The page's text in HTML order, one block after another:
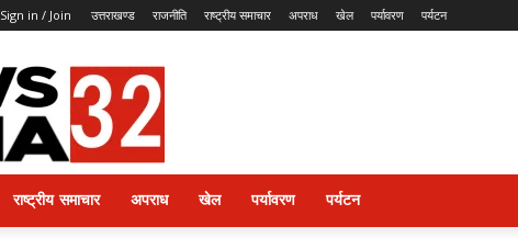
Sign in / Join उत्तराखण्ड राजनीति राष्ट्रीय समाचार अपराध खेल पर्यावरण पर्यटन
राष्ट्रीय समाचार अपराध खेल पर्यावरण पर्यटन